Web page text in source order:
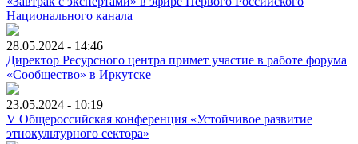
Национального канала
28.05.2024 - 14:46
Директор Ресурсного центра примет участие в работе форума
«Сообщество» в Иркутске
23.05.2024 - 10:19
V Общероссийская конференция «Устойчивое развитие
этнокультурного сектора»